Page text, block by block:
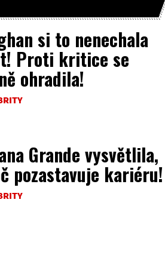
si to nenechala
Proti kritice se
ohradila!
Grande vysvětlila,
pozastavuje kariéru!